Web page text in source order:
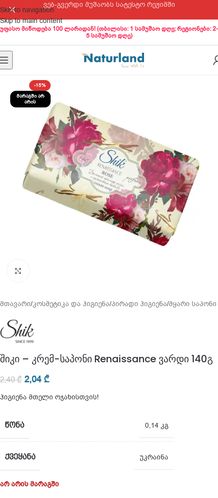
Skip to navigation
Skip to main content
ვებ-გვერდი მუშაობს სატესტო რეჟიმში
უფასო მიწოდება 100 ლარიდან! (თბილისი: 1 სამუშაო დღე; რეგიონები: 2-
5 სამუშაო დღე)
-15%
ᲛᲐᲠᲐᲒᲨᲘ ᲐᲠ
ᲐᲠᲘᲡ
მთავარი/კოსმეტიკა და ჰიგიენა/პირადი ჰიგიენა/მყარი საპონი
შიკი – კრემ-საპონი Renaissance ვარდი 140გ
2,40₾ 2,04 ₾
ჰიგიენა მთელი ოჯახისთვის!
ᲬᲝᲜᲐ 0,14 კგ
ᲥᲕᲔᲧᲐᲜᲐ უკრაინა
არ არის მარაგში